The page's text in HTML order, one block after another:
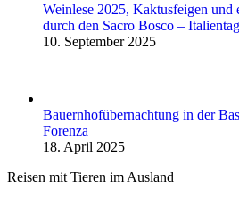
Weinlese 2025, Kaktusfeigen und
durch den Sacro Bosco –
10. September 2025
Bauernhofübernachtung in der
Forenza
18. April 2025
Reisen mit Tieren im Ausland